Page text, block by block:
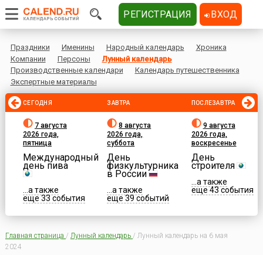
Праздники Именины Народный календарь
Хроника
Компании
Персоны
Лунный календарь
Производственные календари
Календарь путешественника
Экспертные материалы
СЕГОДНЯ
7 августа
2026 года,
пятница
Международный
день пива
...а также
еще 33 события
ЗАВТРА
8 августа
2026 года,
суббота
День
физкультурника
в России
...а также
еще 39 событий
ПОСЛЕЗАВТРА
9 августа
2026 года,
воскресенье
День
строителя
...а также
еще 43 события
Главная страница / Лунный календарь / Лунный календарь на 6 мая
2024
РЕГИСТРАЦИЯ ВХОД